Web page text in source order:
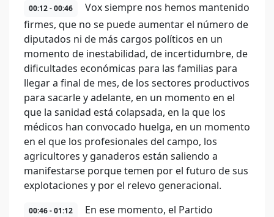
00:12 - 00:46
Vox siempre nos hemos mantenido
firmes, que no se puede aumentar el número de
diputados ni de más cargos políticos en un
momento de inestabilidad, de incertidumbre, de
dificultades económicas para las familias para
llegar a final de mes, de los sectores productivos
para sacarle y adelante, en un momento en el
que la sanidad está colapsada, en la que los
médicos han convocado huelga, en un momento
en el que los profesionales del campo, los
agricultores y ganaderos están saliendo a
manifestarse porque temen por el futuro de sus
explotaciones y por el relevo generacional.
00:46 - 01:12
En ese momento, el Partido